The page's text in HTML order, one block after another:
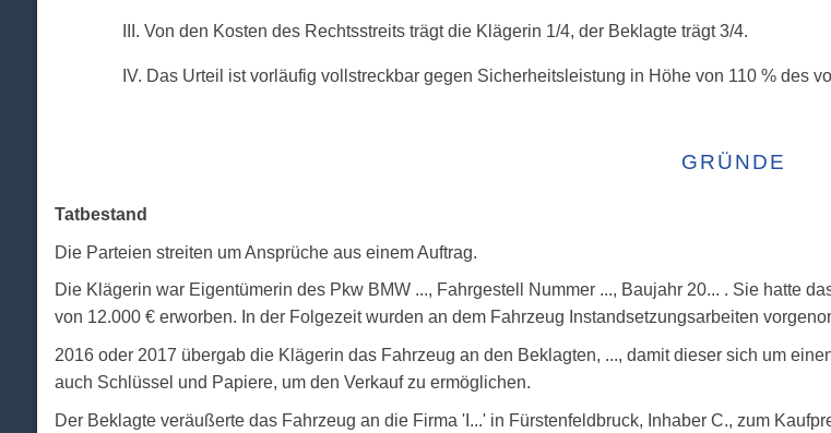
III. Von den Kosten des Rechtsstreits trägt die Klägerin 1/4, der Beklagte trägt 3/4.
IV. Das Urteil ist vorläufig vollstreckbar gegen Sicherheitsleistung in Höhe von 110 % des
GRÜNDE
Tatbestand
Die Parteien streiten um Ansprüche aus einem Auftrag.
Die Klägerin war Eigentümerin des Pkw BMW ..., Fahrgestell Nummer ..., Baujahr 20... . Sie hatte
von 12.000 € erworben. In der Folgezeit wurden an dem Fahrzeug Instandsetzungsarbeiten
2016 oder 2017 übergab die Klägerin das Fahrzeug an den Beklagten, ..., damit dieser sich um
auch Schlüssel und Papiere, um den Verkauf zu ermöglichen.
Der Beklagte veräußerte das Fahrzeug an die Firma 'I...' in Fürstenfeldbruck, Inhaber C., zum